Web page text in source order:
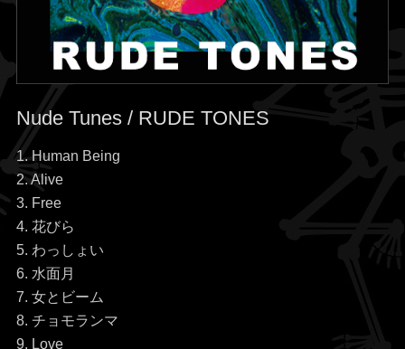
Nude Tunes / RUDE TONES
1. Human Being
2. Alive
3. Free
4. 花びら
5. わっしょい
6. 水面月
7. 女とビーム
8. チョモランマ
9. Love